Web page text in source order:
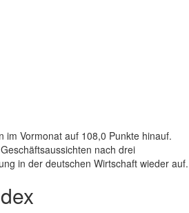
Vormonat auf 108,0 Punkte hinauf.
nach drei
in der deutschen Wirtschaft wieder auf.